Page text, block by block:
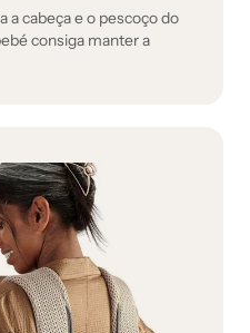
a cabeça e o pescoço do
consiga manter a